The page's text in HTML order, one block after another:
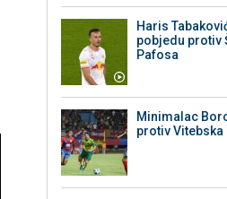
Haris
pobjedu protiv
Pafosa
Minimalac
protiv Vitebska